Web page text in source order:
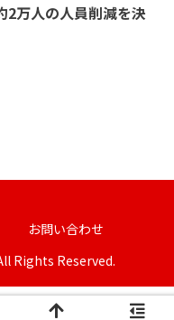
2万人の人員削減を決
お問い合わせ
Rights Reserved.